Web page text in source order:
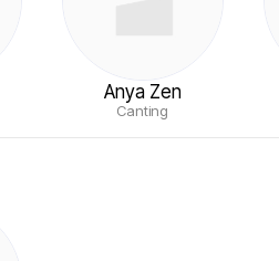
Anya Zen
Canting